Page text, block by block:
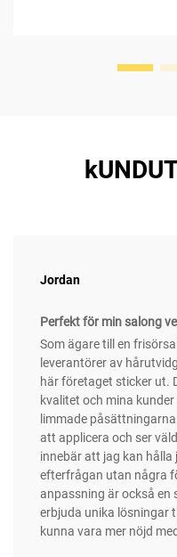
Jordan
Perfekt för min salong
Som ägare till en
leverantörer av
här företaget sticker ut.
kvalitet och mina
limmade
att applicera och ser
innebär att jag kan
efterfrågan utan några
anpassning är också en
erbjuda unika lösningar
kunna vara mer nöjd